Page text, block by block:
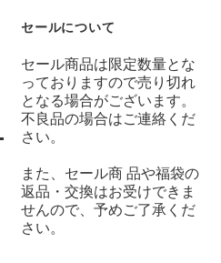
セールについて
セール商品は限定数量とな
っておりますので売り切れ
となる場合がございます。
不良品の場合はご連絡くだ
さい。
また、セール商 品や福袋の
返品・交換はお受けできま
せんので、予めご了承くだ
さい。